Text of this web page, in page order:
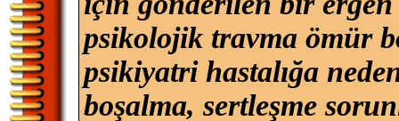
psikolojik travma ömür
psikiyatri hastalığa
boşalma, sertleşme